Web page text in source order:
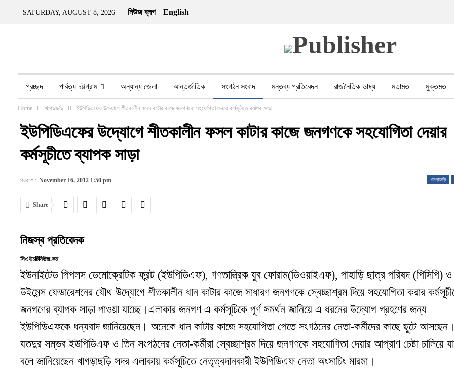
SATURDAY, AUGUST 8, 2026 নিউজ ব্লগ English
প্রচ্ছদ পার্বত্য চট্টগ্রাম অন্যান্য জেলা আন্তর্জাতিক সংগঠন সংবাদ মন্তব্য প্রতিবেদন রাজনৈতিক ভাষ্য মতামত মুক্তমত
অন্য মিডিয়া ইতিহাস জীবন-যাপন তথ্য প্রযুক্তি নারীর ওপর সহিংসতা বন, পরিবেশ, পর্যটন
Home খাগড়াছড়ি ইউপিডিএফের উদ্যোগে শীতকালীন ফসল কাটার কাজে জনগণকে সহযোগিতা দেয়ার কর্মসূচীতে ব্যাপক সাড়া
ইউপিডিএফের উদ্যোগে শীতকালীন ফসল কাটার কাজে জনগণকে সহযোগিতা দেয়ার
কর্মসূচীতে ব্যাপক সাড়া
খাগড়াছড়ি
প্রকাশ : November 16, 2012 1:50 pm
Share
নিজস্ব প্রতিবেদক
সিএইচটিনিউজ.কম
ইউনাইটেড পিপলস ডেমোক্রেটিক ফ্রন্ট (ইউপিডিএফ), গণতান্ত্রিক যুব ফোরাম(ডিওয়াইএফ), পাহাড়ি ছাত্র পরিষদ (পিসিপি)
উইমেন্স ফেডারেশনের যৌথ উদ্যোগে শীতকালীন ধান কাটার কাজে সাধারণ জনগণকে স্বেচ্ছাশ্রম দিয়ে সহযোগিতা করার
জনগণের ব্যাপক সাড়া পাওয়া যাচ্ছে। এলাকার জনগণ এ কর্মসূচিকে পূর্ণ সমর্থন জানিয়ে এ ধরনের উদ্যোগ গ্রহণের জন্য
ইউপিডিএফকে ধন্যবাদ জানিয়েছেন। অনেকে ধান কাটার কাজে সহযোগিতা পেতে সংগঠনের নেতা-কর্মীদের কাছে ছুটে আসছেন।
যতদুর সম্ভব ইউপিডিএফ ও তিন সংগঠনের নেতা-কর্মীরা স্বেচ্ছাশ্রম দিয়ে জনগণকে সহযোগিতা দেয়ার আপ্রাণ চেষ্টা চালিয়ে
বলে জানিয়েছেন খাগড়াছড়ি সদর এলাকায় কর্মসূচিতে নেতৃত্বদানকারী ইউপিডিএফ নেতা অংসাচিং মারমা।